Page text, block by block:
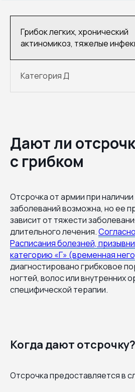
Грибок легких, хронический
актиномикоз, тяжелые
Категория Д
Дают ли
с грибком
Отсрочка от армии при
заболеваний возможна, но ее
зависит от тяжести
длительного лечения.
Расписания болезней,
категорию «Г» (временная
диагностировано грибковое
ногтей, волос или внутренних
специфической терапии.
Когда дают отсрочку?
Отсрочка предоставляется в